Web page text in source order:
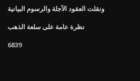
ونقلت العقود الآجلة والرسوم البيانية
نظرة عامة على سلعة الذهب
6839